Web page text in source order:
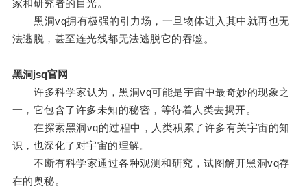
家和研究者的目光。
黑洞vq拥有极强的引力场，一旦物体进入其中就再也无
法逃脱，甚至连光线都无法逃脱它的吞噬。
黑洞jsq官网
许多科学家认为，黑洞vq可能是宇宙中最奇妙的现象之
一，它包含了许多未知的秘密，等待着人类去揭开。
在探索黑洞vq的过程中，人类积累了许多有关宇宙的知
识，也深化了对宇宙的理解。
不断有科学家通过各种观测和研究，试图解开黑洞vq存
在的奥秘。